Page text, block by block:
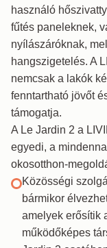
használó
fűtés paneleknek,
nyílászáróknak,
hangszigetelés. A
nemcsak a lakók
fenntartható jövőt
támogatja.
A Le Jardin 2 a
egyedi, a
okosotthon-
Közösségi
bármikor
amelyek erősítik
működőképes